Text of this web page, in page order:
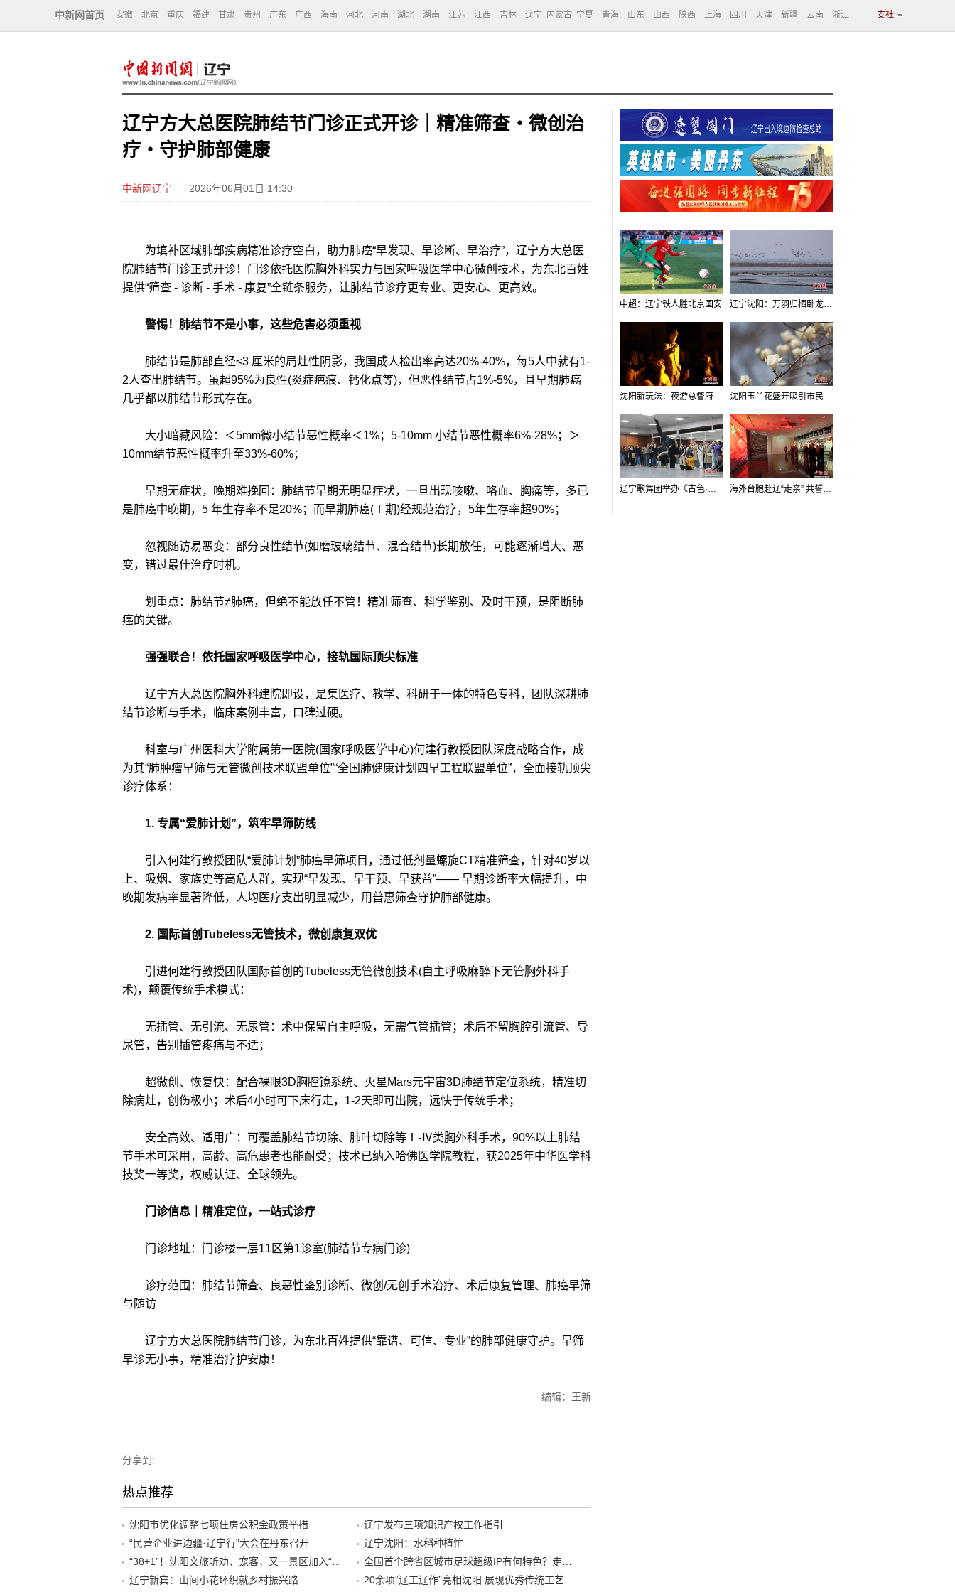
中新网首页 安徽 北京 重庆 福建 甘肃 贵州 广东 广西 海南 河北 河南 湖北 湖南 江苏 江西 吉林 辽宁 内蒙古 宁夏 青海 山东 山西 陕西 上海 四川 天津 新疆 云南 浙江 支社
辽宁方大总医院肺结节门诊正式开诊｜精准筛查・微创治
疗・守护肺部健康
中新网辽宁 2026年06月01日 14:30
为填补区域肺部疾病精准诊疗空白，助力肺癌“早发现、早诊断、早治疗”，辽宁方大总医
院肺结节门诊正式开诊！门诊依托医院胸外科实力与国家呼吸医学中心微创技术，为东北百姓
提供“筛查 - 诊断 - 手术 - 康复”全链条服务，让肺结节诊疗更专业、更安心、更高效。
警惕！肺结节不是小事，这些危害必须重视
肺结节是肺部直径≤3 厘米的局灶性阴影，我国成人检出率高达20%-40%，每5人中就有1-
2人查出肺结节。虽超95%为良性(炎症疤痕、钙化点等)，但恶性结节占1%-5%，且早期肺癌
几乎都以肺结节形式存在。
大小暗藏风险：＜5mm微小结节恶性概率＜1%；5-10mm 小结节恶性概率6%-28%；＞
10mm结节恶性概率升至33%-60%；
早期无症状，晚期难挽回：肺结节早期无明显症状，一旦出现咳嗽、咯血、胸痛等，多已
是肺癌中晚期，5 年生存率不足20%；而早期肺癌(Ⅰ期)经规范治疗，5年生存率超90%；
忽视随访易恶变：部分良性结节(如磨玻璃结节、混合结节)长期放任，可能逐渐增大、恶
变，错过最佳治疗时机。
划重点：肺结节≠肺癌，但绝不能放任不管！精准筛查、科学鉴别、及时干预，是阻断肺
癌的关键。
强强联合！依托国家呼吸医学中心，接轨国际顶尖标准
辽宁方大总医院胸外科建院即设，是集医疗、教学、科研于一体的特色专科，团队深耕肺
结节诊断与手术，临床案例丰富，口碑过硬。
科室与广州医科大学附属第一医院(国家呼吸医学中心)何建行教授团队深度战略合作，成
为其“肺肿瘤早筛与无管微创技术联盟单位”“全国肺健康计划四早工程联盟单位”，全面接轨顶尖
诊疗体系：
1. 专属“爱肺计划”，筑牢早筛防线
引入何建行教授团队“爱肺计划”肺癌早筛项目，通过低剂量螺旋CT精准筛查，针对40岁以
上、吸烟、家族史等高危人群，实现“早发现、早干预、早获益”—— 早期诊断率大幅提升，中
晚期发病率显著降低，人均医疗支出明显减少，用普惠筛查守护肺部健康。
2. 国际首创Tubeless无管技术，微创康复双优
引进何建行教授团队国际首创的Tubeless无管微创技术(自主呼吸麻醉下无管胸外科手
术)，颠覆传统手术模式：
无插管、无引流、无尿管：术中保留自主呼吸，无需气管插管；术后不留胸腔引流管、导
尿管，告别插管疼痛与不适；
超微创、恢复快：配合裸眼3D胸腔镜系统、火星Mars元宇宙3D肺结节定位系统，精准切
除病灶，创伤极小；术后4小时可下床行走，1-2天即可出院，远快于传统手术；
安全高效、适用广：可覆盖肺结节切除、肺叶切除等Ⅰ-Ⅳ类胸外科手术，90%以上肺结
节手术可采用，高龄、高危患者也能耐受；技术已纳入哈佛医学院教程，获2025年中华医学科
技奖一等奖，权威认证、全球领先。
门诊信息｜精准定位，一站式诊疗
门诊地址：门诊楼一层11区第1诊室(肺结节专病门诊)
诊疗范围：肺结节筛查、良恶性鉴别诊断、微创/无创手术治疗、术后康复管理、肺癌早筛
与随访
辽宁方大总医院肺结节门诊，为东北百姓提供“靠谱、可信、专业”的肺部健康守护。早筛
早诊无小事，精准治疗护安康！
编辑：王新
分享到:
热点推荐
沈阳市优化调整七项住房公积金政策举措
辽宁发布三项知识产权工作指引
“民营企业进边疆·辽宁行”大会在丹东召开
辽宁沈阳：水稻种植忙
辽宁新宾：山间小花环织就乡村振兴路
20余项“辽工辽作”亮相沈阳 展现优秀传统工艺
中超：辽宁铁人胜北京国安 辽宁沈阳：万羽归栖卧龙湖看群鸟齐飞
沈阳新玩法：夜游总督府，当一回“赴宴者” 沈阳玉兰花盛开吸引市民打卡
辽宁歌舞团举办《古色·国宝辽宁》排练开放日活动 海外台胞赴辽“走亲” 共誓“和平初心”